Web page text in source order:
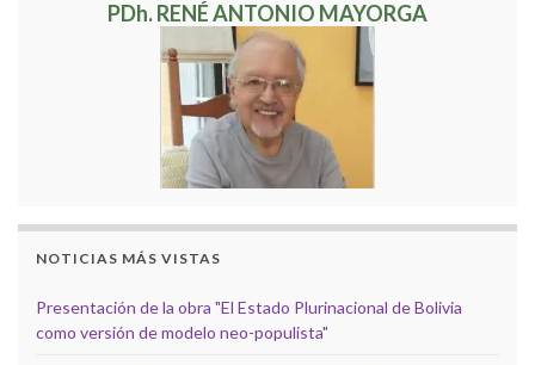
PDh. RENÉ ANTONIO MAYORGA
NOTICIAS MÁS VISTAS
Presentación de la obra "El Estado Plurinacional de Bolivia
como versión de modelo neo-populista"